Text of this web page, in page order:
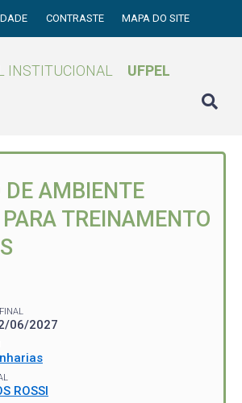
CONTRASTE MAPA DO SITE
INSTITUCIONAL UFPEL
DE AMBIENTE
TREINAMENTO
06/2027
ROSSI